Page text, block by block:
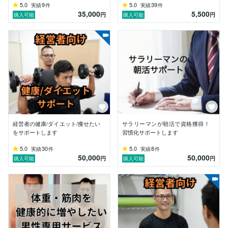
その他
•朝活継続11年目（４時半起き）
～なぜ朝活？～
朝活とは「朝から活力あふれる状態であること」。その
ためには、食事・睡眠・運動・思考のすべてが必要。朝
活ができる人々を増やして、心身共に健康な人々を溢れ
させたいです！
◯ミッション
「縁ある全ての人を心身共に健康な状態にし幸せなコミ
ュニティを広げていく」
まずはお気軽にメッセージでご相談ください。即レス対
応します！！
ENRICH GYM 香芝（エンリッチジム香芝）は、
40代・50代で「痩せにくい」「運動が不安」「腰痛・
肩こりがある」方に向けた、
タイ古式マッサージとパーソナルトレーニングを組み合
わせたダイエット・姿勢改善専門パーソナルジムです。
5.0 実績9件
購入可能
35,000円
5.0 実績39件
購入可能
5,500円
経営者の健康/ダイエット/痩せたい
をサポートします
5.0 実績30件
購入可能
50,000円
サラリーマンが朝活で資格獲得！
習慣化サポートします
5.0 実績8件
購入可能
50,000円